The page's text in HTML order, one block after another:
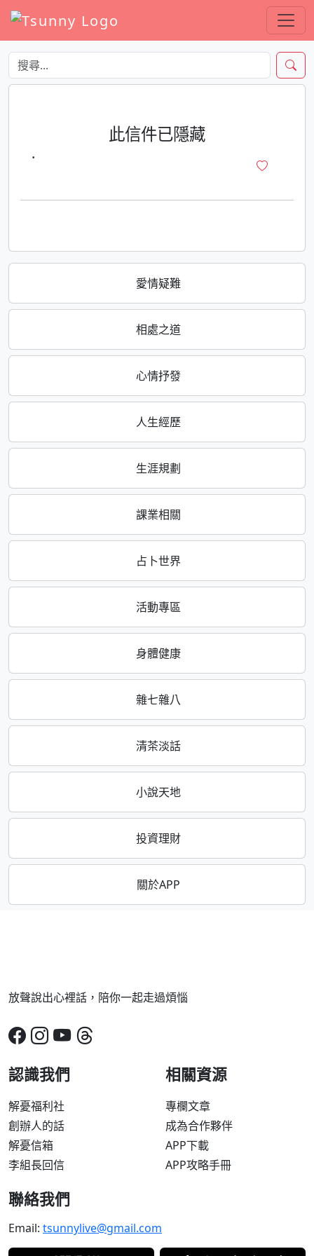
愛情疑難
相處之道
心情抒發
人生經歷
生涯規劃
課業相關
占卜世界
活動專區
身體健康
雜七雜八
清茶淡話
小說天地
投資理財
關於APP
此信件已隱藏
·
放聲說出心裡話，陪你一起走過煩惱
認識我們
解憂福利社
創辦人的話
解憂信箱
李組長回信
相關資源
專欄文章
成為合作夥伴
APP下載
APP攻略手冊
聯絡我們
Email: tsunnylive@gmail.com